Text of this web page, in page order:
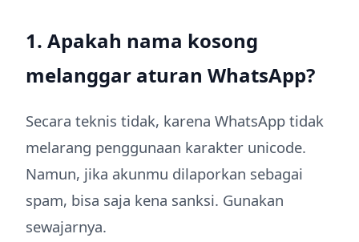
1. Apakah nama kosong
melanggar aturan WhatsApp?
Secara teknis tidak, karena WhatsApp tidak
melarang penggunaan karakter unicode.
Namun, jika akunmu dilaporkan sebagai
spam, bisa saja kena sanksi. Gunakan
sewajarnya.